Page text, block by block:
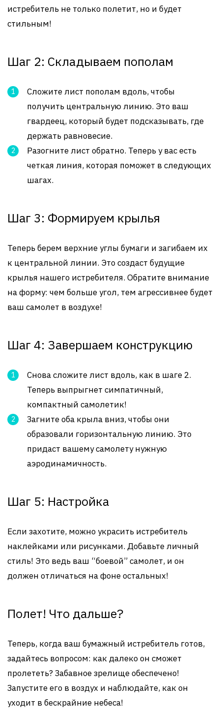
истребитель не только полетит, но и будет
стильным!
Шаг 2: Складываем пополам
Сложите лист пополам вдоль, чтобы
получить центральную линию. Это ваш
гвардеец, который будет подсказывать, где
держать равновесие.
Разогните лист обратно. Теперь у вас есть
четкая линия, которая поможет в следующих
шагах.
Шаг 3: Формируем крылья
Теперь берем верхние углы бумаги и загибаем их
к центральной линии. Это создаст будущие
крылья нашего истребителя. Обратите внимание
на форму: чем больше угол, тем агрессивнее будет
ваш самолет в воздухе!
Шаг 4: Завершаем конструкцию
Снова сложите лист вдоль, как в шаге 2.
Теперь выпрыгнет симпатичный,
компактный самолетик!
Загните оба крыла вниз, чтобы они
образовали горизонтальную линию. Это
придаст вашему самолету нужную
аэродинамичность.
Шаг 5: Настройка
Если захотите, можно украсить истребитель
наклейками или рисунками. Добавьте личный
стиль! Это ведь ваш “боевой” самолет, и он
должен отличаться на фоне остальных!
Полет! Что дальше?
Теперь, когда ваш бумажный истребитель готов,
задайтесь вопросом: как далеко он сможет
пролететь? Забавное зрелище обеспечено!
Запустите его в воздух и наблюдайте, как он
уходит в бескрайние небеса!